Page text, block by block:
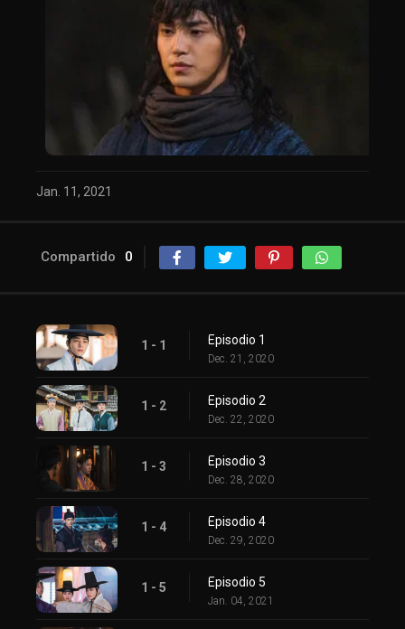
Jan. 11, 2021
Compartido 0
1 - 1 Episodio 1
Dec. 21, 2020
1 - 2 Episodio 2
Dec. 22, 2020
1 - 3 Episodio 3
Dec. 28, 2020
1 - 4 Episodio 4
Dec. 29, 2020
1 - 5 Episodio 5
Jan. 04, 2021